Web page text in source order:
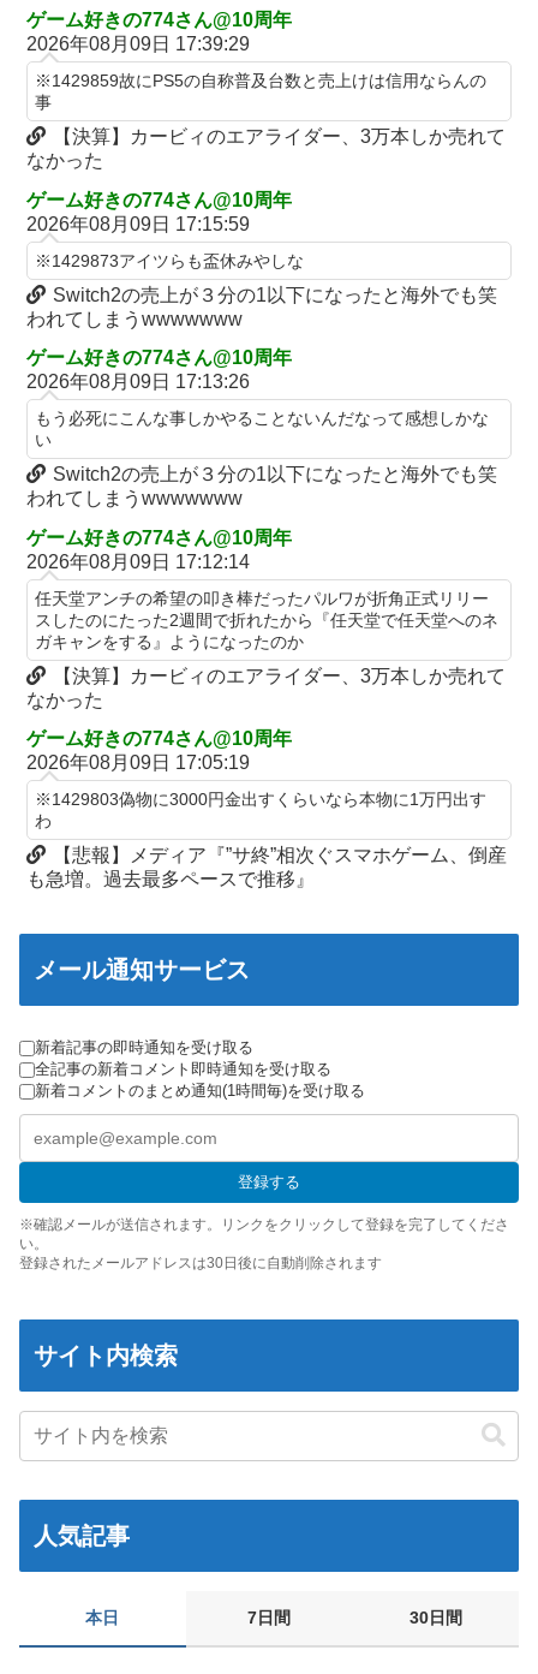
【悲報】女性配信者「アスペの検査してみた…みんなこれわかる
の？」
【画像】ハンターハンターさん、ガチで最強の新能力を登場させ
てしまうｗｗｗｗｗｗｗ
【画像】週刊少年マガジン、限界突破
【動画】甲子園の女性審判、大誤審で炎上
「テイルズオブシンフォニア リマスター」発売日が2/16に決定！
最新の「発売日告知トレーラー」も公開！
日本に対抗報復時、韓国のGDP3.1%減少…韓国の被害がより大き
い＝韓国の反応
バスケットボールは最終Qだけ見ればいい論
【画像】女優・水崎綾女、R-15指定映画で乳首解禁、しかもピン
と立ってる
シカ「全部喰った」 祭り中止
チェリ男の悠遊自適 #608【オススメを選ぶ時の注意点！？】
開される！めっちゃ楽しそうだな！！！
なんでパチンコってこんな回らなくなったんだろうな…源さんと
かUCの時って1000円25ぐらい回ったもんな
【悲報】女さん、歩行者を轢いた挙句、道路に倒れてどえらいこ
とになってしまうw w w w w w w
海外「日本人はなんて気高いんだ！」 英高級紙も驚愕した極限の
中の日本人の姿に世界が衝撃
【画像】このLINEでなんで女が怒ってるのか分かんない奴はモテ
ない奴確定らしい←お前らは勿論わかるよな？？？？？？？
中国「大洪水！」三峡ダム「13基の水門開放（爆量放流」中国都
市「三峡上流で豪雨！（三峡下流で水害」長江と黄河「同時氾濫
危機」台風13号「中国本土...
市「三峡上流で豪雨！（三峡下流で水害」長江と黄河「同時氾濫
危機」台風13号「中国本土...
う 想像の10倍低俗
【辺野古転覆】生徒遺族、全容解明求め「再発防止を求める会」
設立
「これを肯定的に書くとか頭がどうかしてるのか？」と某メディ
アの焚書称賛記事にツッコミ殺到、自分で本屋を作るとかそうい
う話かと思ったら……
発電方法がいまだに「タービンを回す」しかない理由ｗｗｗｗ
昭和戦隊のロボデザイン、配信で追って見ると…
タトゥー彫り師さん「刺青入れてる奴は全員バカです」→30万再
生ｗｗｗｗｗｗ
【悲報】「美人すぎる県警本部長」失職ｗｗｗｗｗｗｗｗｗ
本屋に現れた異臭＆浮浪者風の男、ペタンコのボストンバッグを
【画像】 キャミイの18万円の最新フィギュア、ガチで作り込みが
エグすぎる
【熊本地震】 発生後に居酒屋店内から温泉が吹き出す ← これ前
い＝韓国の反応
実際『ゼルダ 時オカ』→『風タク』の時の空気感を知りたい
チェリ男の悠遊自適 #608【オススメを選ぶ時の注意点！？】
THE NEUTRALのしげるさんのパチンココラボイベント動画が公
開される！めっちゃ楽しそうだな！！！
かUCの時って1000円25ぐらい回ったもんな
アクセルワールドのパチンコが相当やばいらしい… 打った人「剣
客列伝に並ぶ台が誕生した。みんな絶対打って欲しい！」
【動画】 可愛い元気なバイトの女の子！ホテルへ。寝ている彼女
のマ●コをそーっとイジイジ 笑
タトゥー彫り師さん「刺青入れてる奴は全員バカです」→30万再
生ｗｗｗｗｗｗ
【悲報】「美人すぎる県警本部長」失職ｗｗｗｗｗｗｗｗｗ
本屋に現れた異臭＆浮浪者風の男、ペタンコのボストンバッグを
パンパンにして無会計で退店！Gメンに確保され「なんで？」と
本気で困惑ｗｗｗ
【熊本地震】 発生後に居酒屋店内から温泉が吹き出す ← これ前
触れじゃね？
【画像】 素人美女さん、エ○チなビデオに出演した結果ｗｗｗｗ
ｗｗ
【試合実況】西武２軍スタメン 先発:杉山遙希（2026.8.9）
欧州「日本だけ反則だろ…」 世界の『日本びいき』にヨーロッパ
全土から不満の声
芸能人 「車の任意保険は強制にしろ、保険にも入れないヤツは運
転すんな！法律を改正しろ！！」
【J2第1節 鳥栖×甲府】鳥栖が好相性の甲府に2-0快勝で5年ぶり
開幕白星！田中雄大は古巣に恩返しPK弾
【ウマ娘】武さんが引退したらウマ娘に実装されそう
サイバスターが一番輝いてたスパロボ
【白バラ案件】高級豆腐ワイ「150g×2丁で250円か…高いけど美
味そうだし一丁買ってみるか！」
ゲーム好きの774さん@10周年
2026年08月09日 17:39:29
※1429859故にPS5の自称普及台数と売上けは信用ならんの
事
【決算】カービィのエアライダー、3万本しか売れて
なかった
ゲーム好きの774さん@10周年
2026年08月09日 17:15:59
※1429873アイツらも盃休みやしな
Switch2の売上が３分の1以下になったと海外でも笑
われてしまうwwwwwww
ゲーム好きの774さん@10周年
2026年08月09日 17:13:26
もう必死にこんな事しかやることないんだなって感想しかな
い
Switch2の売上が３分の1以下になったと海外でも笑
われてしまうwwwwwww
ゲーム好きの774さん@10周年
2026年08月09日 17:12:14
任天堂アンチの希望の叩き棒だったパルワが折角正式リリー
スしたのにたった2週間で折れたから『任天堂で任天堂へのネ
ガキャンをする』ようになったのか
【決算】カービィのエアライダー、3万本しか売れて
なかった
ゲーム好きの774さん@10周年
2026年08月09日 17:05:19
※1429803偽物に3000円金出すくらいなら本物に1万円出す
わ
【悲報】メディア『”サ終”相次ぐスマホゲーム、倒産
も急増。過去最多ペースで推移』
メール通知サービス
新着記事の即時通知を受け取る
全記事の新着コメント即時通知を受け取る
新着コメントのまとめ通知(1時間毎)を受け取る
登録する
※確認メールが送信されます。リンクをクリックして登録を完了してくださ
い。
登録されたメールアドレスは30日後に自動削除されます
サイト内検索
人気記事
本日 7日間 30日間